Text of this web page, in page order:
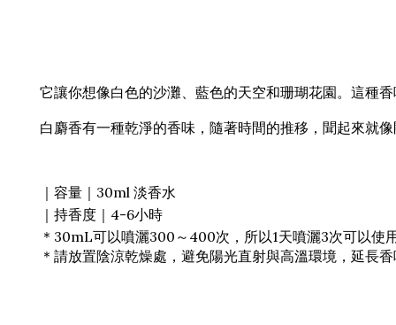
它讓你想像白色的沙灘、藍色的天空和珊瑚花園。這種
白麝香有一種乾淨的香味，隨著時間的推移，聞起來就
｜容量｜30ml 淡香水
｜持香度｜4-6小時
＊30mL可以噴灑300～400次，所以1天噴灑3次可以使
＊請放置陰涼乾燥處，避免陽光直射與高溫環境，延長